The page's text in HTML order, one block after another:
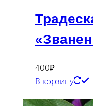
400₽
В корзину